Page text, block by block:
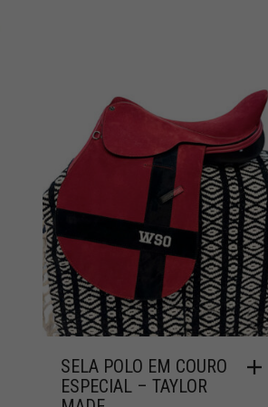
SELA POLO EM COURO
ESPECIAL – TAYLOR